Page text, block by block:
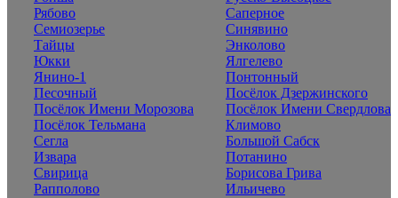
Рябово
Саперное
Семиозерье
Синявино
Тайцы
Энколово
Юкки
Ялгелево
Янино-1
Понтонный
Песочный
Посёлок Дзержинского
Посёлок Имени Морозова
Посёлок Имени Свердлова
Посёлок Тельмана
Климово
Сегла
Большой Сабск
Извара
Потанино
Свирица
Борисова Грива
Рапполово
Ильичево